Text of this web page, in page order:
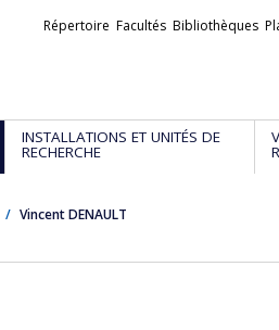
Liens
Répertoire Facultés Bibliothèques
INSTALLATIONS ET UNITÉS DE
RECHERCHE
Vincent DENAULT